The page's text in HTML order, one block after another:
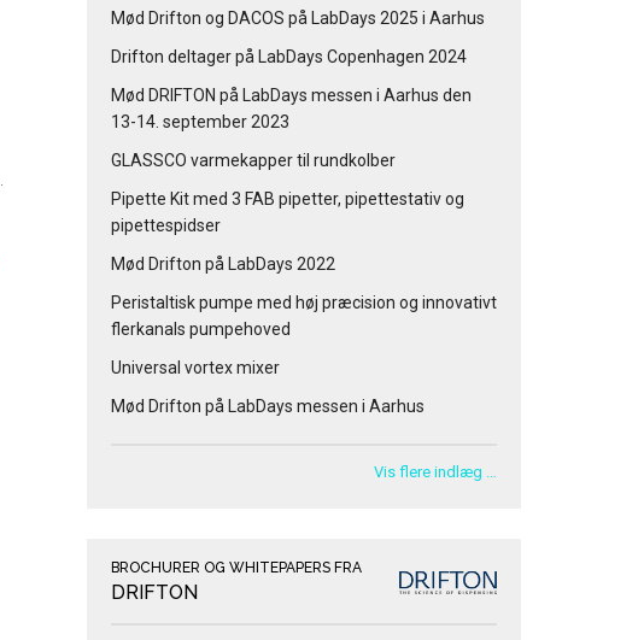
Mød Drifton og DACOS på LabDays 2025 i Aarhus
Drifton deltager på LabDays Copenhagen 2024
Mød DRIFTON på LabDays messen i Aarhus den
13-14. september 2023
GLASSCO varmekapper til rundkolber
Pipette Kit med 3 FAB pipetter, pipettestativ og
pipettespidser
Mød Drifton på LabDays 2022
Peristaltisk pumpe med høj præcision og innovativt
flerkanals pumpehoved
Universal vortex mixer
Mød Drifton på LabDays messen i Aarhus
Vis flere indlæg …
BROCHURER OG WHITEPAPERS FRA
DRIFTON